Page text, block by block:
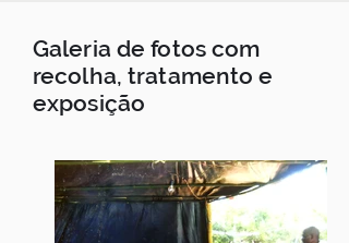
Galeria de fotos com
recolha, tratamento e
exposição